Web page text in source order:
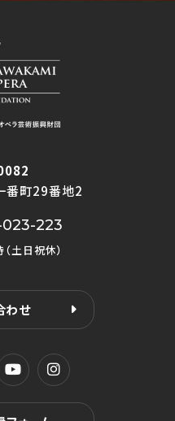
番町29番地2
223
土日祝休）
わせ